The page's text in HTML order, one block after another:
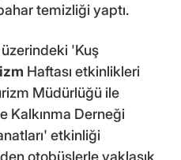
temizliği yaptı.
'Kuş
Haftası etkinlikleri
Müdürlüğü ile
Kalkınma Derneği
etkinliği
otobüslerle yaklaşık